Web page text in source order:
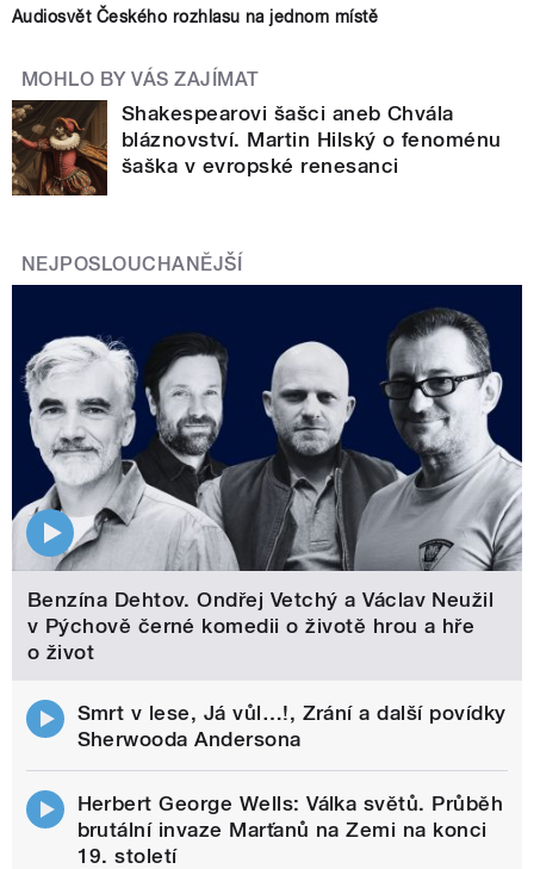
Audiosvět Českého rozhlasu na jednom místě
MOHLO BY VÁS ZAJÍMAT
Shakespearovi šašci aneb Chvála
bláznovství. Martin Hilský o fenoménu
šaška v evropské renesanci
NEJPOSLOUCHANĚJŠÍ
Benzína Dehtov. Ondřej Vetchý a Václav Neužil
v Pýchově černé komedii o životě hrou a hře
o život
Smrt v lese, Já vůl…!, Zrání a další povídky
Sherwooda Andersona
Herbert George Wells: Válka světů. Průběh
brutální invaze Marťanů na Zemi na konci
19. století